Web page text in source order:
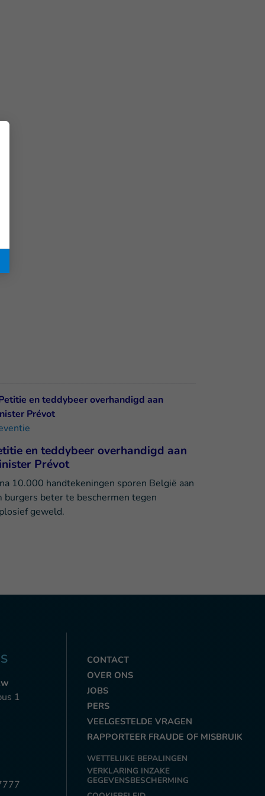
en teddybeer overhandigd aan
Prévot
10.000 handtekeningen sporen België aan
burgers beter te beschermen tegen
geweld.
1
CONTACT
OVER ONS
JOBS
PERS
VEELGESTELDE VRAGEN
RAPPORTEER FRAUDE OF MISBRUIK
WETTELIJKE BEPALINGEN
VERKLARING INZAKE
GEGEVENSBESCHERMING